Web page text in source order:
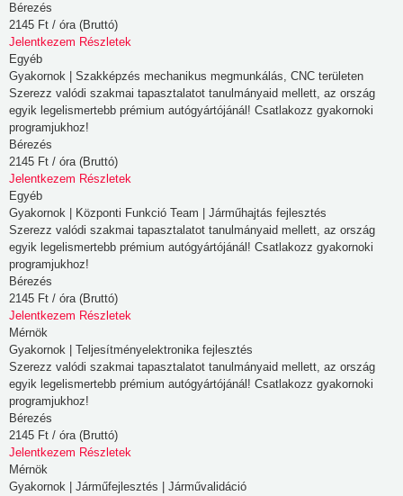
Bérezés
2145 Ft / óra (Bruttó)
Jelentkezem Részletek
Egyéb
Gyakornok | Szakképzés mechanikus megmunkálás, CNC területen
Szerezz valódi szakmai tapasztalatot tanulmányaid mellett, az ország
egyik legelismertebb prémium autógyártójánál! Csatlakozz gyakornoki
programjukhoz!
Bérezés
2145 Ft / óra (Bruttó)
Jelentkezem Részletek
Egyéb
Gyakornok | Központi Funkció Team | Járműhajtás fejlesztés
Szerezz valódi szakmai tapasztalatot tanulmányaid mellett, az ország
egyik legelismertebb prémium autógyártójánál! Csatlakozz gyakornoki
programjukhoz!
Bérezés
2145 Ft / óra (Bruttó)
Jelentkezem Részletek
Mérnök
Gyakornok | Teljesítményelektronika fejlesztés
Szerezz valódi szakmai tapasztalatot tanulmányaid mellett, az ország
egyik legelismertebb prémium autógyártójánál! Csatlakozz gyakornoki
programjukhoz!
Bérezés
2145 Ft / óra (Bruttó)
Jelentkezem Részletek
Mérnök
Gyakornok | Járműfejlesztés | Járművalidáció
információ
általában
nem
alkalmas
az
Ön
közvetlen
azonosítására,
de
képes
Önnek
személyre
szabottabb
internetélményt
nyújtani.
Ön
dönti
hogy
engedélyezi-
e
meghatározott
típusú